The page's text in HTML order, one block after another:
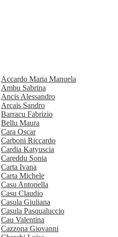
Accardo Maria Manuela
Ambu Sabrina
Ancis Alessandro
Arcais Sandro
Barracu Fabrizio
Bellu Maura
Cara Oscar
Carboni Riccardo
Cardia Katyuscia
Careddu Sonia
Carta Ivana
Carta Michele
Casu Antonella
Casu Claudio
Casula Giuliana
Casula Pasqualuccio
Cau Valentina
Cazzona Giovanni